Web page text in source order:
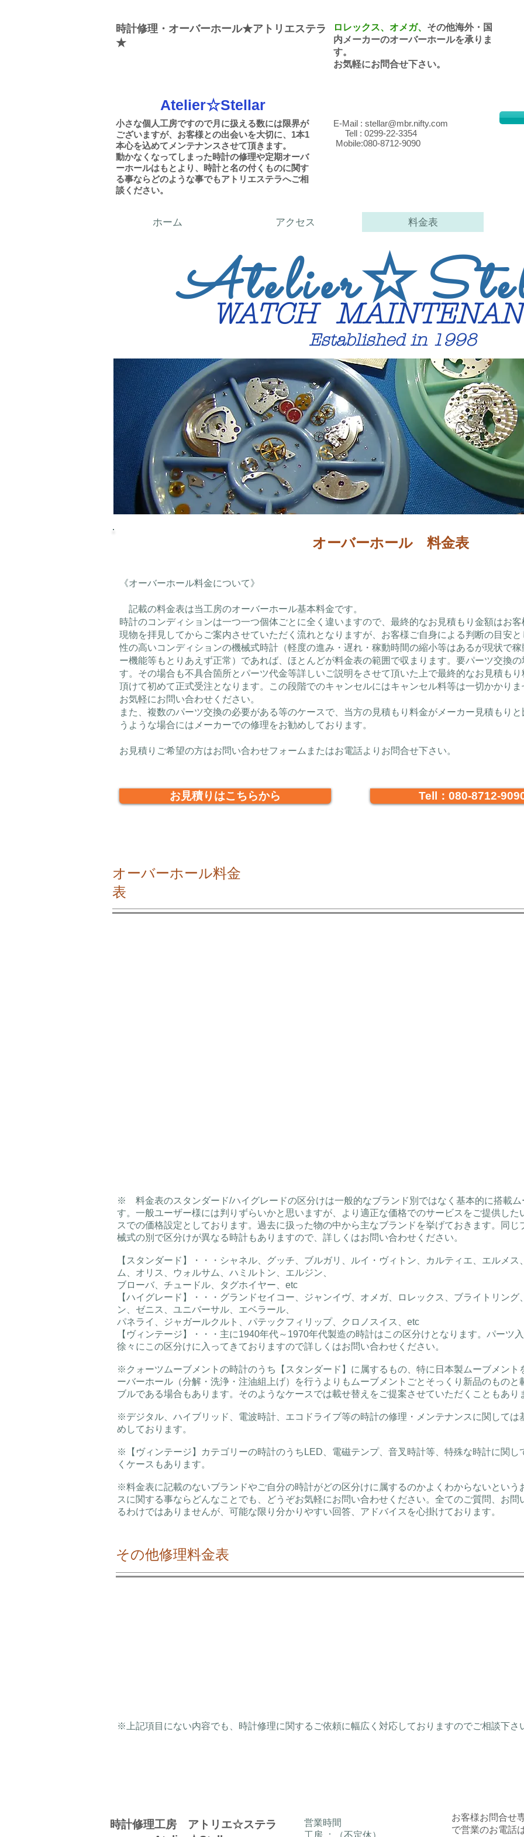
時計修理・オーバーホール★アトリエステラ
★
ロレックス、オメガ、 その他海外・国
内メーカーのオーバーホールを承りま
す。
​お気軽にお問合せ下さい。
Atelier☆Stellar
小さな個人工房ですので月に扱える数には限界が
ございますが、お客様との出会いを大切に、1本1
本心を込めてメンテナンスさせて頂きます。
動かなくなってしまった時計の修理や定期オーバ
ーホールはもとより、時計と名の付くものに関す
る事ならどのような事でもアトリエステラへご相
談ください。
E-Mail : stellar@mbr.nifty.com
Tell : 0299-22-3354
Mobile:080-8712-9090
ホーム アクセス 料金表
WATCH
Atelier☆
Established in 1998
オーバーホール 料金表
《オーバーホール料金について》
記載の料金表は当工房のオーバーホール基本料金です。
時計のコンディションは一つ一つ個体ごとに全く違いますので、最終的なお見積もり金額はお
現物を拝見してからご案内させていただく流れとなりますが、お客様ご自身による判断の目安
性の高いコンディションの機械式時計（軽度の進み・遅れ・稼動時間の縮小等はあるが現状で
ー機能等もとりあえず正常）であれば、ほとんどが料金表の範囲で収まります。要パーツ交換
す。その場合も不具合箇所とパーツ代金等詳しいご説明をさせて頂いた上で最終的なお見積も
頂けて初めて正式受注となります。この段階でのキャンセルにはキャンセル料等は一切かかり
お気軽にお問い合わせください。
また、複数のパーツ交換の必要がある等のケースで、当方の見積もり料金がメーカー見積もり
うような場合にはメーカーでの修理をお勧めしております。
お見積りご希望の方はお問い合わせフォームまたはお電話よりお問合せ下さい。
お見積りはこちらから Tell：080-8712-
​オーバーホール料金
表
​※ 料金表のスタンダード/ハイグレードの区分けは一般的なブランド別ではなく基本的に搭載
す。一般ユーザー様には判りずらいかと思いますが、より適正な価格でのサービスをご提供し
スでの価格設定としております。過去に扱った物の中から主なブランドを挙げておきます。同
械式の別で区分けが異なる時計もありますので、詳しくはお問い合わせください。
【スタンダード】・・・シャネル、グッチ、ブルガリ、ルイ・ヴィトン、カルティエ、エルメ
ム、オリス、ウォルサム、ハミルトン、エルジン、
ブローバ、チュードル、タグホイヤー、etc
【ハイグレード】・・・グランドセイコー、ジャンイヴ、オメガ、ロレックス、ブライトリン
ン、ゼニス、ユニバーサル、エベラール、
パネライ、ジャガールクルト、パテックフィリップ、クロノスイス、etc
【ヴィンテージ】・・・主に1940年代～1970年代製造の時計はこの区分けとなります。パーツ
徐々にこの区分けに入ってきておりますので詳しくはお問い合わせください。
※クォーツムーブメントの時計のうち【スタンダード】に属するもの、特に日本製ムーブメント
ーバーホール（分解・洗浄・注油組上げ）を行うよりもムーブメントごとそっくり新品のもの
ブルである場合もあります。そのようなケースでは載せ替えをご提案させていただくこともあり
※デジタル、ハイブリッド、電波時計、エコドライブ等の時計の修理・メンテナンスに関しては
めしております。
※【ヴィンテージ】カテゴリーの時計のうちLED、電磁テンプ、音叉時計等、特殊な時計に関し
くケースもあります。
※料金表に記載のないブランドやご自分の時計がどの区分けに属するのかよくわからないという
スに関する事ならどんなことでも、どうぞお気軽にお問い合わせください。全てのご質問、お
るわけではありませんが、可能な限り分かりやすい回答、アドバイスを心掛けております。
​その他修理料金表
※​上記項目にない内容でも、時計修理に関するご依頼に幅広く対応しておりますのでご相談下さ
​時計修理工房 アトリエ☆ステラ
​営業時間
工房 ：（不定休）
お客様お問合せ
で営業のお電話